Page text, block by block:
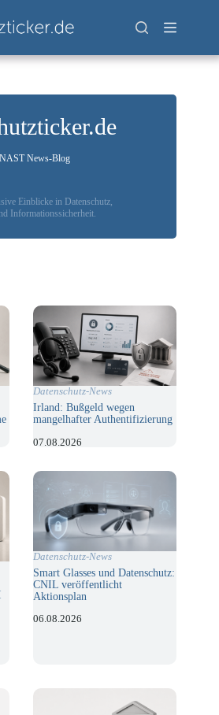
News-Blog
Einblicke in Datenschutz,
Informationssicherheit.
Datenschutz-News
Irland: Bußgeld wegen
mangelhafter Authentifizierung
07.08.2026
Datenschutz-News
Smart Glasses und Datenschutz:
CNIL veröffentlicht
Aktionsplan
06.08.2026